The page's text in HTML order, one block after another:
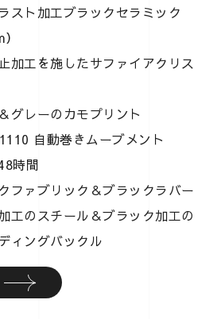
スト加工ブラックセラミック
加工を施したサファイアクリス
グレーのカモプリント
自動巻きムーブメント
時間
ファブリック＆ブラックラバー
工のスチール＆ブラック加工の
ィングバックル